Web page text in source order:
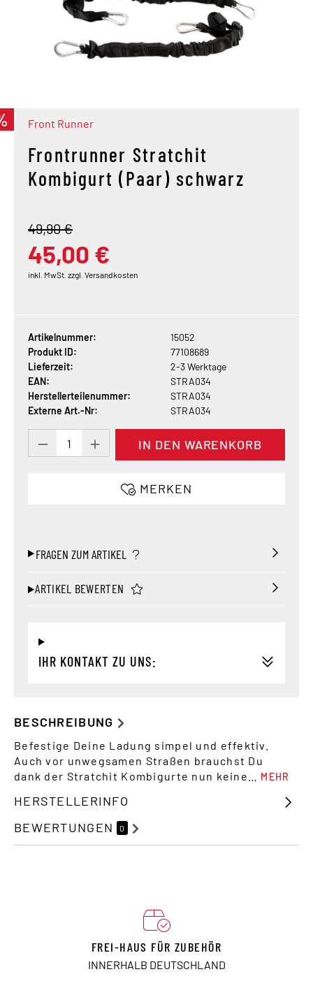
Front Runner
Frontrunner Stratchit
Kombigurt (Paar) schwarz
45,00 €
49,90 €
inkl. MwSt. zzgl. Versandkosten
Artikelnummer:
15052
Produkt ID:
77108689
Lieferzeit:
2-3 Werktage
EAN:
STRA034
Herstellerteilenummer:
STRA034
Externe Art.-Nr:
STRA034
Produkt Anzahl: Gib den gewünschten
IN DEN WARENKORB
MERKEN
FRAGEN ZUM ARTIKEL
ARTIKEL BEWERTEN
IHR KONTAKT ZU UNS:
BESCHREIBUNG
Befestige Deine Ladung simpel und effektiv.
Auch vor unwegsamen Straßen brauchst Du
dank der Stratchit Kombigurte nun keine… MEHR
HERSTELLERINFO
BEWERTUNGEN
0
FREI-HAUS FÜR ZUBEHÖR
INNERHALB DEUTSCHLAND